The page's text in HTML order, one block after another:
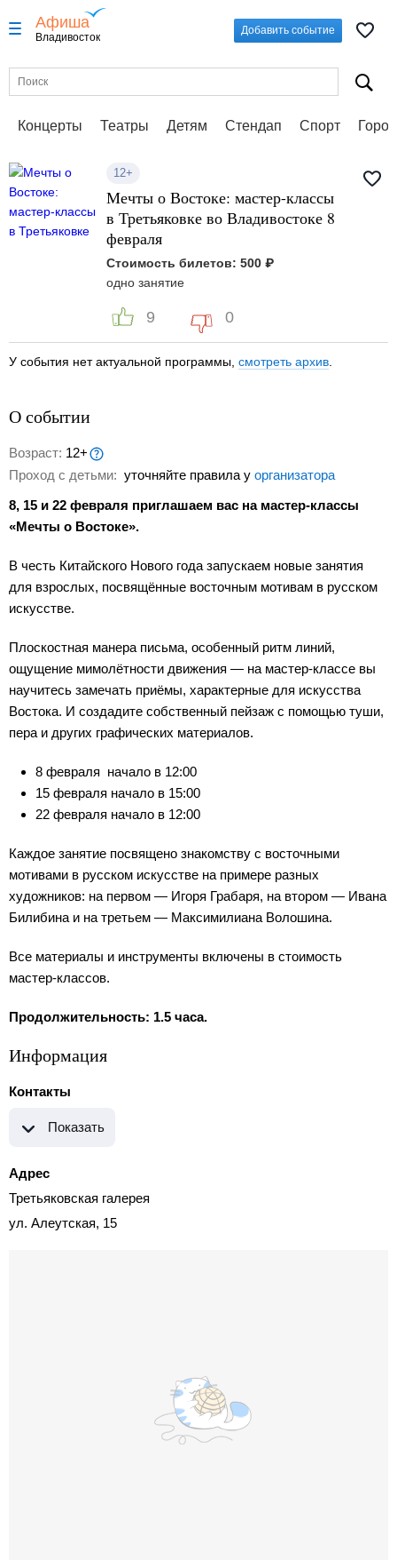
Афиша
Владивосток
Добавить событие
Концерты Театры Детям Стендап Спорт
12+
Мечты о Востоке: мастер-классы
в Третьяковке во Владивостоке 8
февраля
Стоимость билетов: 500 ₽
одно занятие
9 0
У события нет актуальной программы, смотреть архив
О событии
Возраст: 12+
Проход с детьми: уточняйте правила у организатора
8, 15 и 22 февраля приглашаем вас на мастер-классы
«Мечты о Востоке».
В честь Китайского Нового года запускаем новые занятия
для взрослых, посвящённые восточным мотивам в русском
искусстве.
Плоскостная манера письма, особенный ритм линий,
ощущение мимолётности движения — на мастер-классе вы
научитесь замечать приёмы, характерные для искусства
Востока. И создадите собственный пейзаж с помощью туши,
пера и других графических материалов.
8 февраля начало в 12:00
15 февраля начало в 15:00
22 февраля начало в 12:00
Каждое занятие посвящено знакомству с восточными
мотивами в русском искусстве на примере разных
художников: на первом — Игоря Грабаря, на втором — Ивана
Билибина и на третьем — Максимилиана Волошина.
Все материалы и инструменты включены в стоимость
мастер-классов.
Продолжительность: 1.5 часа.
Информация
Контакты
Показать
Адрес
Третьяковская галерея
ул. Алеутская, 15